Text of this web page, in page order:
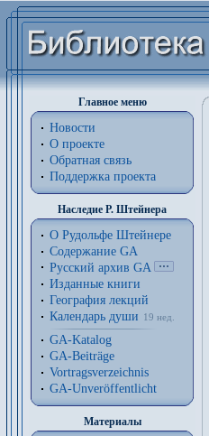
Главное меню
Новости
О проекте
Обратная связь
Поддержка проекта
Наследие Р. Штейнера
О Рудольфе Штейнере
Содержание GA
Русский архив GA
Изданные книги
География лекций
Календарь души
19 нед.
GA-Katalog
GA-Beiträge
Vortragsverzeichnis
GA-Unveröffentlicht
Материалы